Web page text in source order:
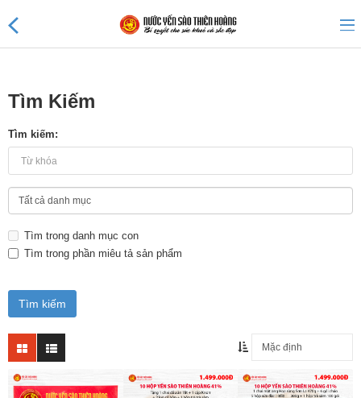
Sản phẩm khuyến mãi
Tin tức
Nước Yến Thiên Hoàng 45%
Nước Yến 25% không đường
Nước Yến Thiên Hoàng 20%
Nước Yến Thiên Hoàng 18%
Tìm Kiếm
Tìm kiếm:
Tìm trong danh mục con
Tìm trong phần miêu tả sản phẩm